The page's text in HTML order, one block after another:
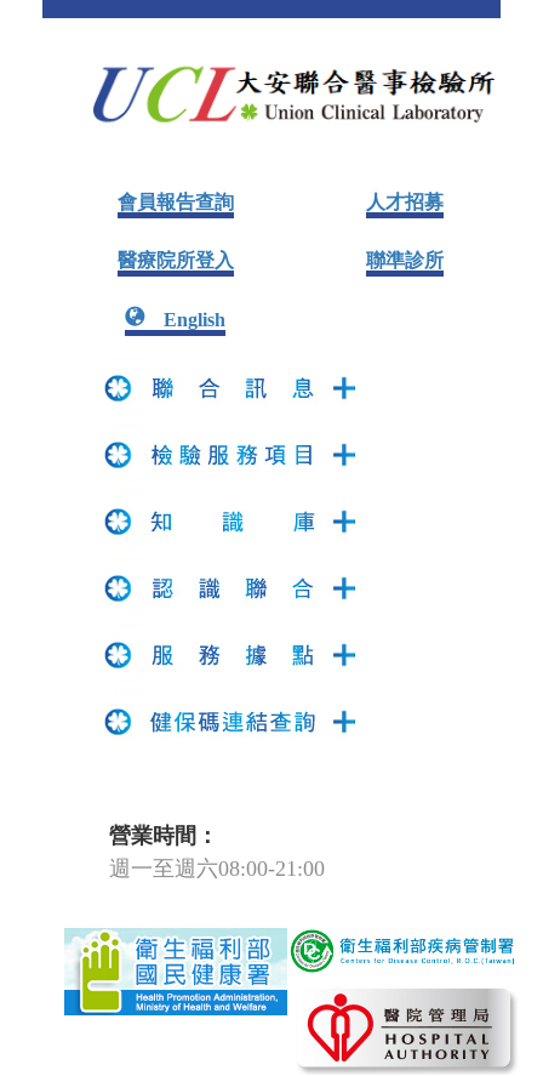
會員報告查詢 人才招募
醫療院所登入 聯準診所
English
營業時間：
週一至週六08:00-21:00